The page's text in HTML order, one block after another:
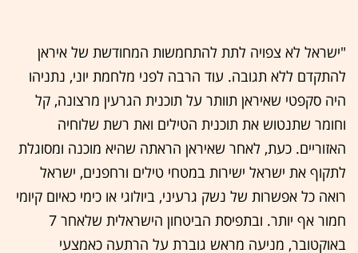
"ישראל לא צפויה לתת להתחמשות המחודשת של איראן
להתקדם ללא תגובה. עוד הרבה לפני מלחמת יוני, נתניהו
היה סקפטי שאיראן תוותר על תוכנית הגרעין מרצונה, קל
וחומר שתנטוש את תוכנית הטילים ואת רשת שלוחיה
האזוריים. כעת, לאחר שאיראן הראתה שהיא מוכנה ומסוגלת
לתקוף את ישראל ישירות במטחי טילים ורחפנים, ישראל
רואה כל אפשרות של נשק גרעיני, ביולוגי או כימי כאיום קיומי
חמור אף יותר. ובתפיסת הביטחון הישראלית שלאחר 7
באוקטובר, מניעה מראש גוברת על הרתעה כאמצעי